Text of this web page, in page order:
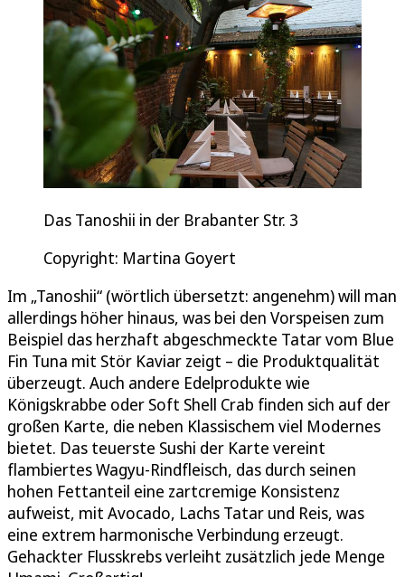
Das Tanoshii in der Brabanter Str. 3
Copyright: Martina Goyert
Im „Tanoshii“ (wörtlich übersetzt: angenehm) will man
allerdings höher hinaus, was bei den Vorspeisen zum
Beispiel das herzhaft abgeschmeckte Tatar vom Blue
Fin Tuna mit Stör Kaviar zeigt – die Produktqualität
überzeugt. Auch andere Edelprodukte wie
Königskrabbe oder Soft Shell Crab finden sich auf der
großen Karte, die neben Klassischem viel Modernes
bietet. Das teuerste Sushi der Karte vereint
flambiertes Wagyu-Rindfleisch, das durch seinen
hohen Fettanteil eine zartcremige Konsistenz
aufweist, mit Avocado, Lachs Tatar und Reis, was
eine extrem harmonische Verbindung erzeugt.
Gehackter Flusskrebs verleiht zusätzlich jede Menge